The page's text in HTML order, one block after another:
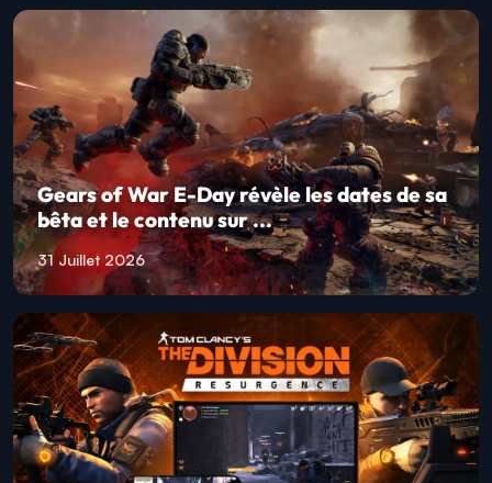
Gears of War E-Day révèle les dates de sa
bêta et le contenu sur ...
31 Juillet 2026